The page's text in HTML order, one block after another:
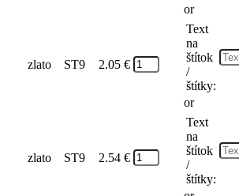
or
zlato ST9 2.05 €
Text
na
štítok
/
štítky:
or
zlato ST9 2.54 €
Text
na
štítok
/
štítky: